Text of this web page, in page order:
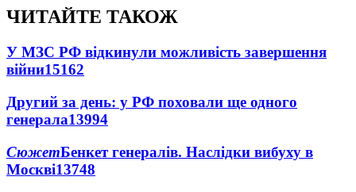
ЧИТАЙТЕ ТАКОЖ
У МЗС РФ відкинули можливість завершення
війни15162
Другий за день: у РФ поховали ще одного
генерала13994
СюжетБенкет генералів. Наслідки вибуху в
Москві13748